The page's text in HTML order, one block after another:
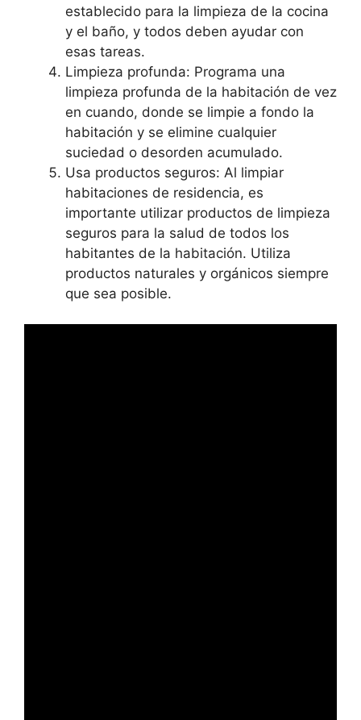
establecido para la limpieza de la cocina
y el baño, y todos deben ayudar con
esas tareas.
Limpieza profunda: Programa una
limpieza profunda de la habitación de vez
en cuando, donde se limpie a fondo la
habitación y se elimine cualquier
suciedad o desorden acumulado.
Usa productos seguros: Al limpiar
habitaciones de residencia, es
importante utilizar productos de limpieza
seguros para la salud de todos los
habitantes de la habitación. Utiliza
productos naturales y orgánicos siempre
que sea posible.